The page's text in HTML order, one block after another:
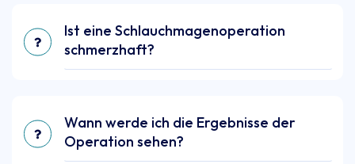
Ist eine Schlauchmagenoperation
schmerzhaft?
Wann werde ich die Ergebnisse der
Operation sehen?